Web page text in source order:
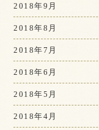
2018年9月
2018年8月
2018年7月
2018年6月
2018年5月
2018年4月